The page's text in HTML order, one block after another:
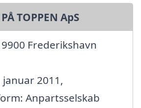
TOPPEN ApS
Frederikshavn
2011,
Anpartsselskab